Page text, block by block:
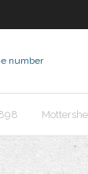
number